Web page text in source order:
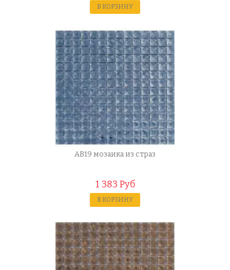
В КОРЗИНУ
AB19 мозаика из страз
1 383 Руб
В КОРЗИНУ